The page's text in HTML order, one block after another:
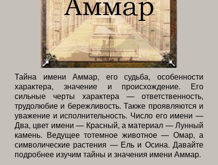
Тайна имени Аммар, его судьба, особенности
характера, значение и происхождение. Его
сильные черты характера — ответственность,
трудолюбие и бережливость. Также проявляются и
уважение и исполнительность. Число его имени —
Два, цвет имени — Красный, а материал — Лунный
камень. Ведущее тотемное животное — Омар, а
символические растения — Ель и Осина. Давайте
подробнее изучим тайны и значения имени Аммар.